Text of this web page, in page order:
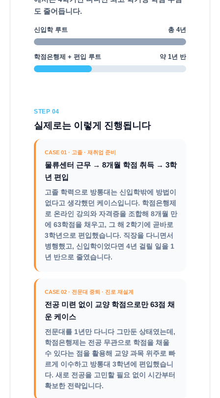
도 줄어듭니다.
신입학 루트 총 4년
학점은행제 + 편입 루트 약 1년 반
STEP 04
실제로는 이렇게 진행됩니다
CASE 01 · 고졸 · 재취업 준비
물류센터 근무 → 8개월 학점 취득 → 3학
년 편입
고졸 학력으로 방통대는 신입학밖에 방법이
없다고 생각했던 케이스입니다. 학점은행제
로 온라인 강의와 자격증을 조합해 8개월 만
에 63학점을 채우고, 그 해 2학기에 곧바로
3학년으로 편입했습니다. 직장을 다니면서
병행했고, 신입학이었다면 4년 걸릴 일을 1
년 반으로 줄였습니다.
CASE 02 · 전문대 중퇴 · 진로 재설계
전공 미련 없이 교양 학점으로만 63점 채
운 케이스
전문대를 1년만 다니다 그만둔 상태였는데,
학점은행제는 전공 무관으로 학점을 채울
수 있다는 점을 활용해 교양 과목 위주로 빠
르게 이수하고 방통대 3학년에 편입했습니
다. 새로 전공을 고민할 필요 없이 시간부터
확보한 전략입니다.